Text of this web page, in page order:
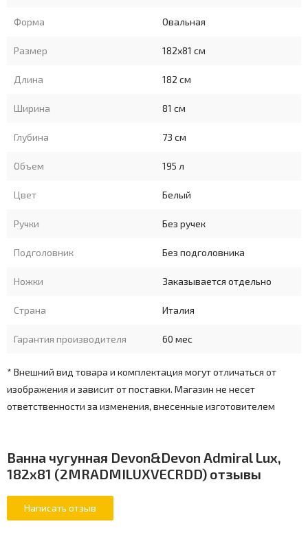
Форма Овальная
Размер 182x81 см
Длина 182 см
Ширина 81 см
Глубина 73 см
Объем 195 л
Цвет Белый
Ручки Без ручек
Подголовник Без подголовника
Ножки Заказывается отдельно
Страна Италия
Гарантия производителя 60 мес
* Внешний вид товара и комплектация могут отличаться от
изображения и зависит от поставки. Магазин не несет
ответственности за изменения, внесенные изготовителем
Ванна чугунная Devon&Devon Admiral Lux,
182x81 (2MRADMILUXVECRDD) отзывы